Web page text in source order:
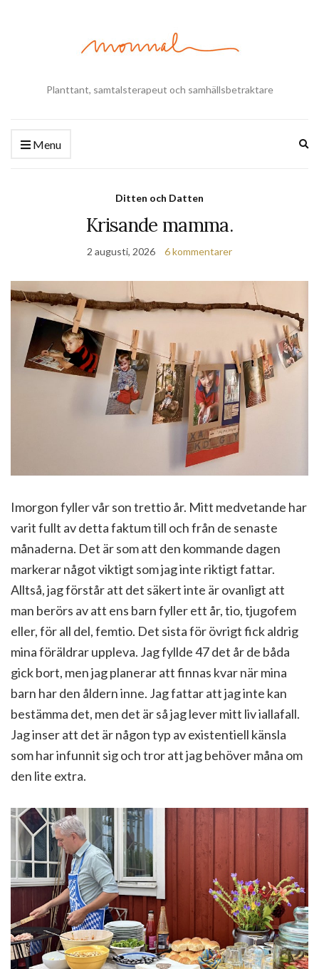
Planttant, samtalsterapeut och samhällsbetraktare
Menu
Ditten och Datten
Krisande mamma.
2 augusti, 2026 6 kommentarer
Imorgon fyller vår son trettio år. Mitt medvetande har
varit fullt av detta faktum till och från de senaste
månaderna. Det är som att den kommande dagen
markerar något viktigt som jag inte riktigt fattar.
Alltså, jag förstår att det säkert inte är ovanligt att
man berörs av att ens barn fyller ett år, tio, tjugofem
eller, för all del, femtio. Det sista för övrigt fick aldrig
mina föräldrar uppleva. Jag fyllde 47 det år de båda
gick bort, men jag planerar att finnas kvar när mina
barn har den åldern inne. Jag fattar att jag inte kan
bestämma det, men det är så jag lever mitt liv iallafall.
Jag inser att det är någon typ av existentiell känsla
som har infunnit sig och tror att jag behöver måna om
den lite extra.